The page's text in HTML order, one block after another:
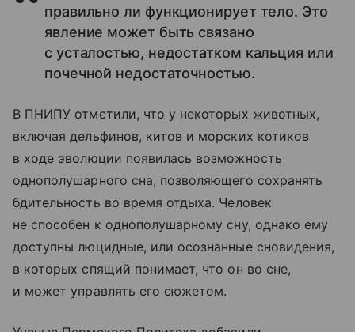
правильно ли функционирует тело. Это
явление может быть связано
с усталостью, недостатком кальция или
почечной недостаточностью.
В ПНИПУ отметили, что у некоторых животных,
включая дельфинов, китов и морских котиков
в ходе эволюции появилась возможность
однополушарного сна, позволяющего сохранять
бдительность во время отдыха. Человек
не способен к однополушарному сну, однако ему
доступны люцидные, или осознанные сновидения,
в которых спящий понимает, что он во сне,
и может управлять его сюжетом.